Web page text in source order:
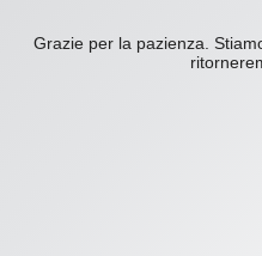
Grazie per la pazienza.